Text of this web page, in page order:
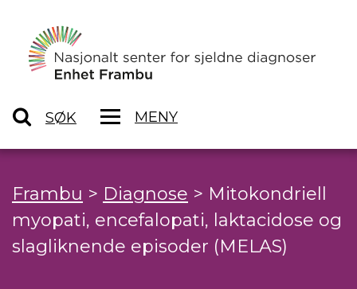
SØK MENY
Frambu > Diagnose > Mitokondriell
myopati, encefalopati, laktacidose og
slagliknende episoder (MELAS)